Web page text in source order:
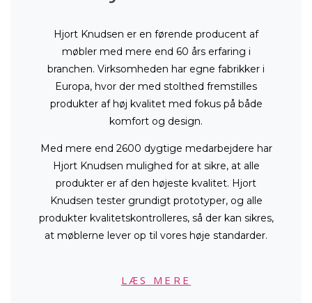
Hjort Knudsen er en førende producent af
møbler med mere end 60 års erfaring i
branchen. Virksomheden har egne fabrikker i
Europa, hvor der med stolthed fremstilles
produkter af høj kvalitet med fokus på både
komfort og design.
Med mere end 2600 dygtige medarbejdere har
Hjort Knudsen mulighed for at sikre, at alle
produkter er af den højeste kvalitet. Hjort
Knudsen tester grundigt prototyper, og alle
produkter kvalitetskontrolleres, så der kan sikres,
at møblerne lever op til vores høje standarder.
LÆS MERE